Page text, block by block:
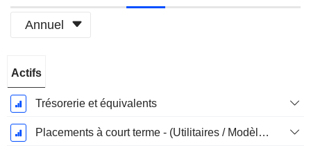
Annuel
Fiscale:
Juin
Actifs
Trésorerie et équivalents
Placements à court terme - (Utilitaires / Modèles d'assurance)